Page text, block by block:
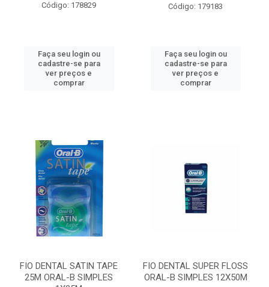
Código: 178829
Faça seu login ou
cadastre-se para
ver preços e
comprar
Código: 179183
Faça seu login ou
cadastre-se para
ver preços e
comprar
FIO DENTAL SATIN TAPE
25M ORAL-B SIMPLES
FIO DENTAL SUPER FLOSS
ORAL-B SIMPLES 12X50M